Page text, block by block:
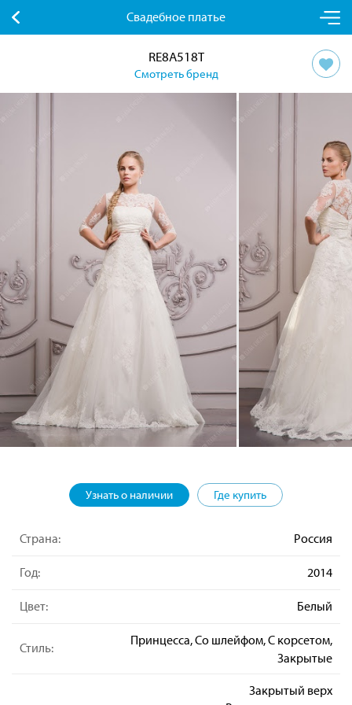
Свадебное платье
RE8A518T
Смотреть бренд
Узнать о наличии Где купить
Страна: Россия
Год: 2014
Цвет: Белый
Стиль:
Принцесса, Со шлейфом, С корсетом,
Закрытые
Закрытый верх